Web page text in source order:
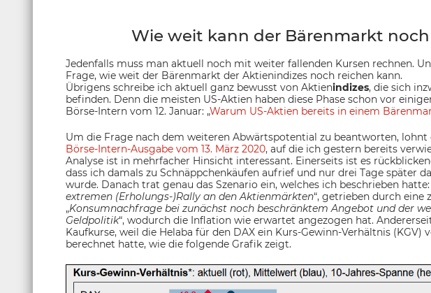
Wie weit kann der Bärenmarkt
Jedenfalls muss man aktuell noch mit weiter fallenden Kursen rechnen.
Frage, wie weit der Bärenmarkt der Aktienindizes noch reichen kann.
Übrigens schreibe ich aktuell ganz bewusst von Aktienindizes, die sich
befinden. Denn die meisten US-Aktien haben diese Phase schon vor
Börse-Intern vom 12. Januar: „Warum US-Aktien bereits in einem
Um die Frage nach dem weiteren Abwärtspotential zu beantworten,
Börse-Intern-Ausgabe vom 13. März 2020, auf die ich gestern bereits
Analyse ist in mehrfacher Hinsicht interessant. Einerseits ist es
dass ich damals zu Schnäppchenkäufen aufrief und nur drei Tage später
wurde. Danach trat genau das Szenario ein, welches ich beschrieben hatte:
extremen (Erholungs-)Rally an den Aktienmärkten“, getrieben durch eine
„Konsumnachfrage bei zunächst noch beschränktem Angebot und der
Geldpolitik“, wodurch die Inflation wie erwartet angezogen hat.
Kaufkurse, weil die Helaba für den DAX ein Kurs-Gewinn-Verhältnis (KGV)
berechnet hatte, wie die folgende Grafik zeigt.